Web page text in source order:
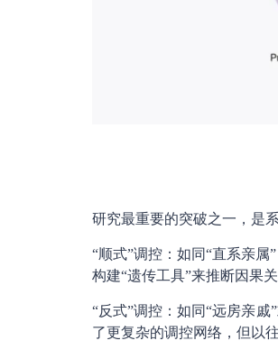
研究最重要的突破之一，是
“顺式”调控：如同“直系亲
构建“遗传工具”来推断因果关
“反式”调控：如同“远房亲
了更复杂的调控网络，但以